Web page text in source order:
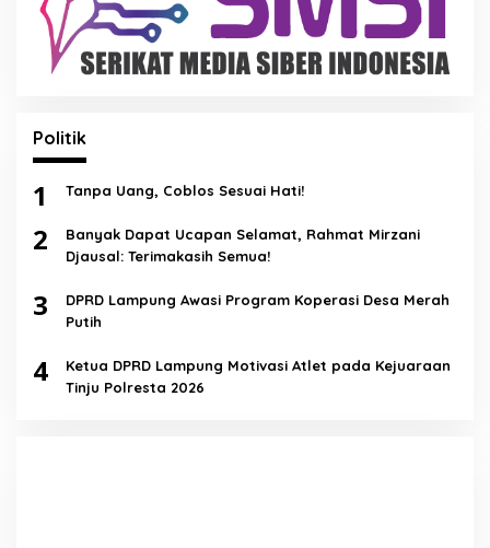
Politik
1 Tanpa Uang, Coblos Sesuai Hati!
2
Banyak Dapat Ucapan Selamat, Rahmat Mirzani
Djausal: Terimakasih Semua!
3
DPRD Lampung Awasi Program Koperasi Desa Merah
Putih
4
Ketua DPRD Lampung Motivasi Atlet pada Kejuaraan
Tinju Polresta 2026